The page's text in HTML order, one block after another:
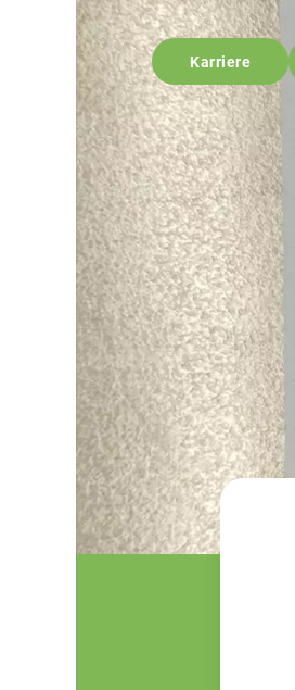
Karriere